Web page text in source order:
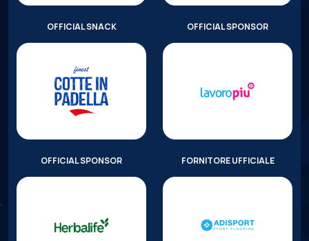
OFFICIAL SNACK OFFICIAL SPONSOR
OFFICIAL SPONSOR FORNITORE UFFICIALE